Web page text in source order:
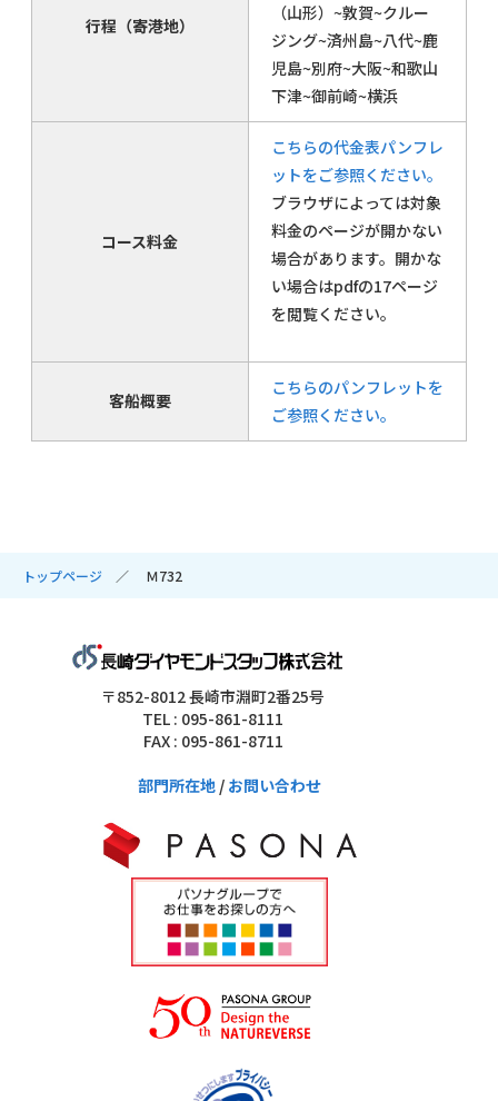
行程（寄港地）
（山形）~敦賀~クルー
ジング~済州島~八代~鹿
児島~別府~大阪~和歌山
下津~御前崎~横浜
コース料金
こちらの代金表パンフレ
ットをご参照ください。
ブラウザによっては対象
料金のページが開かない
場合があります。開かな
い場合はpdfの17ページ
を閲覧ください。
客船概要
こちらのパンフレットを
ご参照ください。
トップページ Ｍ732
〒852-8012 長崎市淵町2番25号
TEL : 095-861-8111
FAX : 095-861-8711
部門所在地 / お問い合わせ